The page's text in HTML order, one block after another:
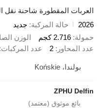
شاحنة نقل السيارات
المركبة جديد
كجم
الوزن الصافي 784 كجم
2 عدد المركبات 1